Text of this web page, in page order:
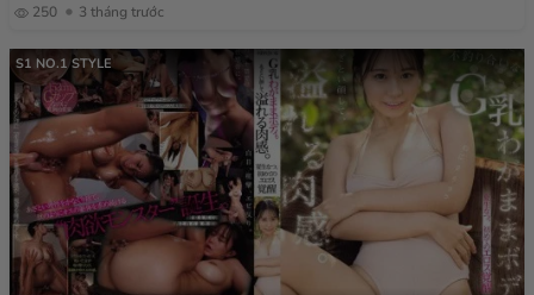
250 3 tháng trước
S1 NO.1 STYLE